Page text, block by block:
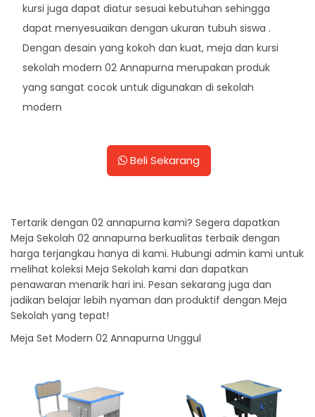
kursi juga dapat diatur sesuai kebutuhan sehingga
dapat menyesuaikan dengan ukuran tubuh siswa .
Dengan desain yang kokoh dan kuat, meja dan kursi
sekolah modern 02 Annapurna merupakan produk
yang sangat cocok untuk digunakan di sekolah
modern
Beli Sekarang
Tertarik dengan 02 annapurna kami? Segera dapatkan
Meja Sekolah 02 annapurna berkualitas terbaik dengan
harga terjangkau hanya di kami. Hubungi admin kami untuk
melihat koleksi Meja Sekolah kami dan dapatkan
penawaran menarik hari ini. Pesan sekarang juga dan
jadikan belajar lebih nyaman dan produktif dengan Meja
Sekolah yang tepat!
Meja Set Modern 02 Annapurna Unggul